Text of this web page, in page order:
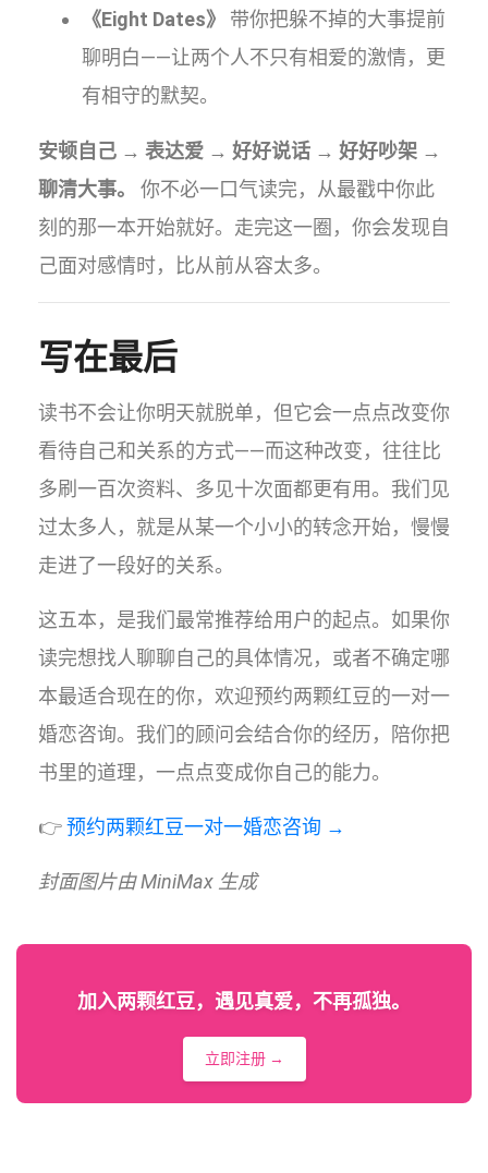
《Eight Dates》
带你把躲不掉的大事提前
聊明白——让两个人不只有相爱的激情，更
有相守的默契。
安顿自己 → 表达爱 → 好好说话 → 好好吵架 →
聊清大事。
你不必一口气读完，从最戳中你此
刻的那一本开始就好。走完这一圈，你会发现自
己面对感情时，比从前从容太多。
写在最后
读书不会让你明天就脱单，但它会一点点改变你
看待自己和关系的方式——而这种改变，往往比
多刷一百次资料、多见十次面都更有用。我们见
过太多人，就是从某一个小小的转念开始，慢慢
走进了一段好的关系。
这五本，是我们最常推荐给用户的起点。如果你
读完想找人聊聊自己的具体情况，或者不确定哪
本最适合现在的你，欢迎预约两颗红豆的一对一
婚恋咨询。我们的顾问会结合你的经历，陪你把
书里的道理，一点点变成你自己的能力。
👉预约两颗红豆一对一婚恋咨询 →
封面图片由 MiniMax 生成
加入两颗红豆，遇见真爱，不再孤独。
立即注册 →